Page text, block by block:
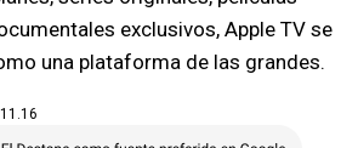
exclusivos, Apple TV se
una plataforma de las grandes.
| 11.16